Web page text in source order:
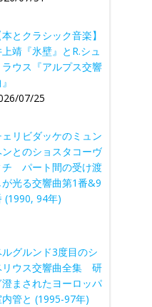
本とクラシック音楽】
靖『氷壁』とR.シュ
ラウス『アルプス交響
07/25
リビダッケのミュン
とのショスタコーヴ
チ パート間の受け渡
が光る交響曲第1番&9
(1990, 94年)
グルンド3度目のシ
リウス交響曲全集 研
澄まされたヨーロッパ
管と (1995-97年)